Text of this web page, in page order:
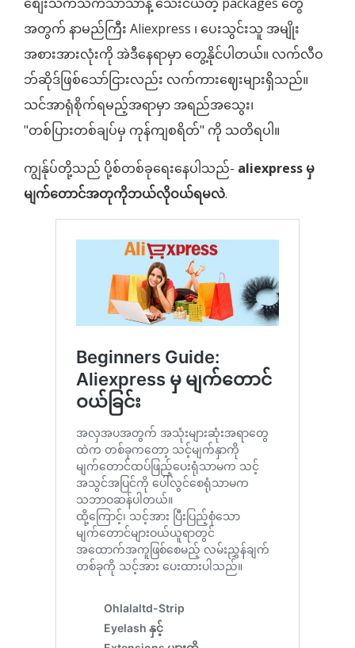
အတွက် နာမည်ကြီး Aliexpress ၊ ပေးသွင်းသူ အမျိုး
အစားအားလုံးကို အဲဒီနေရာမှာ တွေ့နိုင်ပါတယ်။ လက်လီဝ
ဘ်ဆိုဒ်ဖြစ်သော်ငြားလည်း လက်ကားဈေးများရှိသည်။
သင်အာရုံစိုက်ရမည့်အရာမှာ အရည်အသွေး၊
"တစ်ပြားတစ်ချပ်မှ ကုန်ကျစရိတ်" ကို သတိရပါ။
ကျွန်ုပ်တို့သည် ပို့စ်တစ်ခုရေးနေပါသည်- aliexpress မှ
မျက်တောင်အတုကိုဘယ်လိုဝယ်ရမလဲ.